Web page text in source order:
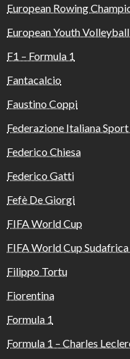
European Rowing
European Youth
F1 – Formula 1
Fantacalcio
Faustino Coppi
Federazione Italiana
Federico Chiesa
Federico Gatti
Fefè De Giorgi
FIFA World Cup
FIFA World Cup
Filippo Tortu
Fiorentina
Formula 1
Formula 1 – Charles